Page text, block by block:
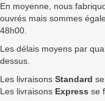
500 0,48 €
1000
1750
En moyenne, nous
ouvrés mais sommes
48h00.
Les délais moyens par
dessus.
Les livraisons Standard
Les livraisons Express se